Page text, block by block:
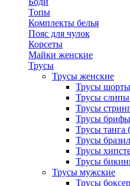
Топы
Комплекты белья
Пояс для чулок
Корсеты
Майки женские
Трусы
Трусы женские
Трусы
Трусы
Трусы
Трусы
Трусы танга
Трусы
Трусы
Трусы
Трусы мужские
Трусы